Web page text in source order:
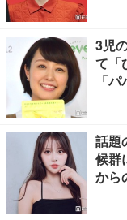
3児
て「
「
話題
候群
から